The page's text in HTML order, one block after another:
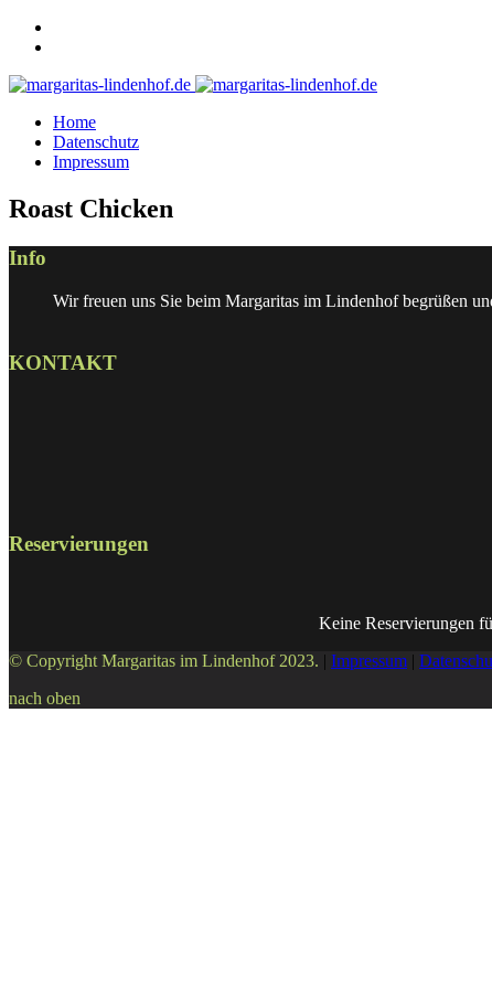
Home
Datenschutz
Impressum
Roast Chicken
Info
Wir freuen uns Sie beim Margaritas im Lindenhof begrüßen
KONTAKT
Reservierungen
Keine Reservierungen
© Copyright Margaritas im Lindenhof 2023. | Impressum |
nach oben